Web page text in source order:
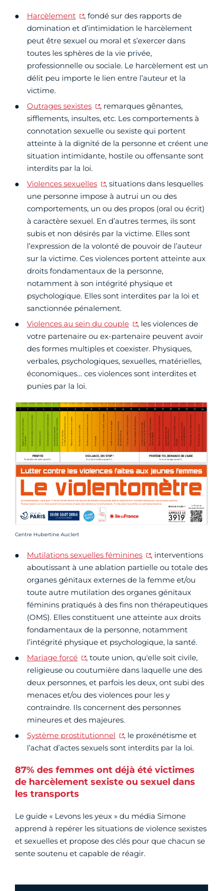
Harcèlement
, fondé sur des rapports de
domination et d’intimidation le harcèlement
peut être sexuel ou moral et s’exercer dans
toutes les sphères de la vie privée,
professionnelle ou sociale. Le harcèlement est un
délit peu importe le lien entre l’auteur et la
victime.
Outrages sexistes
, remarques gênantes,
sifflements, insultes, etc. Les comportements à
connotation sexuelle ou sexiste qui portent
atteinte à la dignité de la personne et créent une
situation intimidante, hostile ou offensante sont
interdits par la loi.
Violences sexuelles
, situations dans lesquelles
une personne impose à autrui un ou des
comportements, un ou des propos (oral ou écrit)
à caractère sexuel. En d’autres termes, ils sont
subis et non désirés par la victime. Elles sont
l’expression de la volonté de pouvoir de l’auteur
sur la victime. Ces violences portent atteinte aux
droits fondamentaux de la personne,
notamment à son intégrité physique et
psychologique. Elles sont interdites par la loi et
sanctionnée pénalement.
Violences au sein du couple
, les violences de
votre partenaire ou ex-partenaire peuvent avoir
des formes multiples et coexister. Physiques,
verbales, psychologiques, sexuelles, matérielles,
économiques… ces violences sont interdites et
punies par la loi.
Crédit photo :
Centre Hubertine Auclert
Mutilations sexuelles féminines
, interventions
aboutissant à une ablation partielle ou totale des
organes génitaux externes de la femme et/ou
toute autre mutilation des organes génitaux
féminins pratiqués à des fins non thérapeutiques
(OMS). Elles constituent une atteinte aux droits
fondamentaux de la personne, notamment
l’intégrité physique et psychologique, la santé.
Mariage forcé
, toute union, qu'elle soit civile,
religieuse ou coutumière dans laquelle une des
deux personnes, et parfois les deux, ont subi des
menaces et/ou des violences pour les y
contraindre. Ils concernent des personnes
mineures et des majeures.
Système prostitutionnel
, le proxénétisme et
l’achat d’actes sexuels sont interdits par la loi.
87% des femmes ont déjà été victimes
de harcèlement sexiste ou sexuel dans
les transports
Le guide « Levons les yeux » du média Simone
apprend à repérer les situations de violence sexistes
et sexuelles et propose des clés pour que chacun se
sente soutenu et capable de réagir.